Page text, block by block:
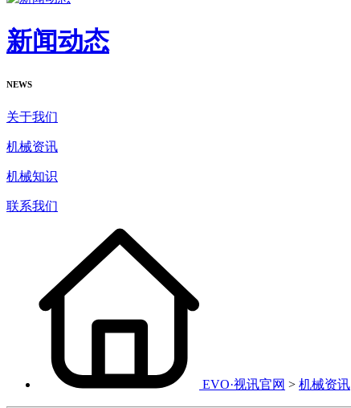
新闻动态
NEWS
关于我们
机械资讯
机械知识
联系我们
EVO·视讯官网 > 机械资讯